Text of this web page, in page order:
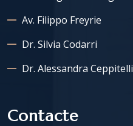
Av. Filippo Freyrie
Dr. Silvia Codarri
Dr. Alessandra Ceppitelli
Contacte